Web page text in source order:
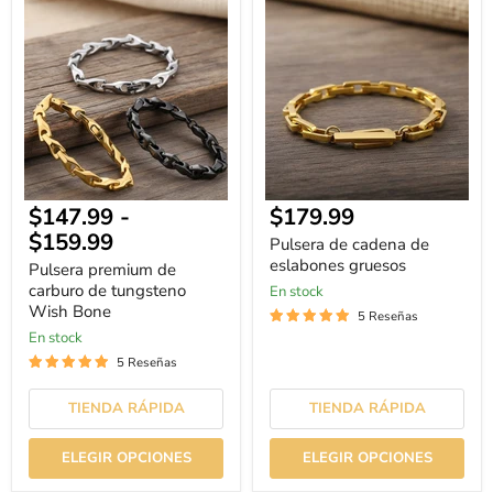
premium
de
carburo
de
tungsteno
Wish
Bone
$147.99 -
$159.99
Pulsera premium de
carburo de tungsteno
Wish Bone
En stock
5 Reseñas
TIENDA RÁPIDA
ELEGIR OPCIONES
de
gruesos
Precio
actual
$179.99
Pulsera de cadena de
eslabones gruesos
En stock
5 Reseñas
TIENDA RÁPIDA
ELEGIR OPCIONES